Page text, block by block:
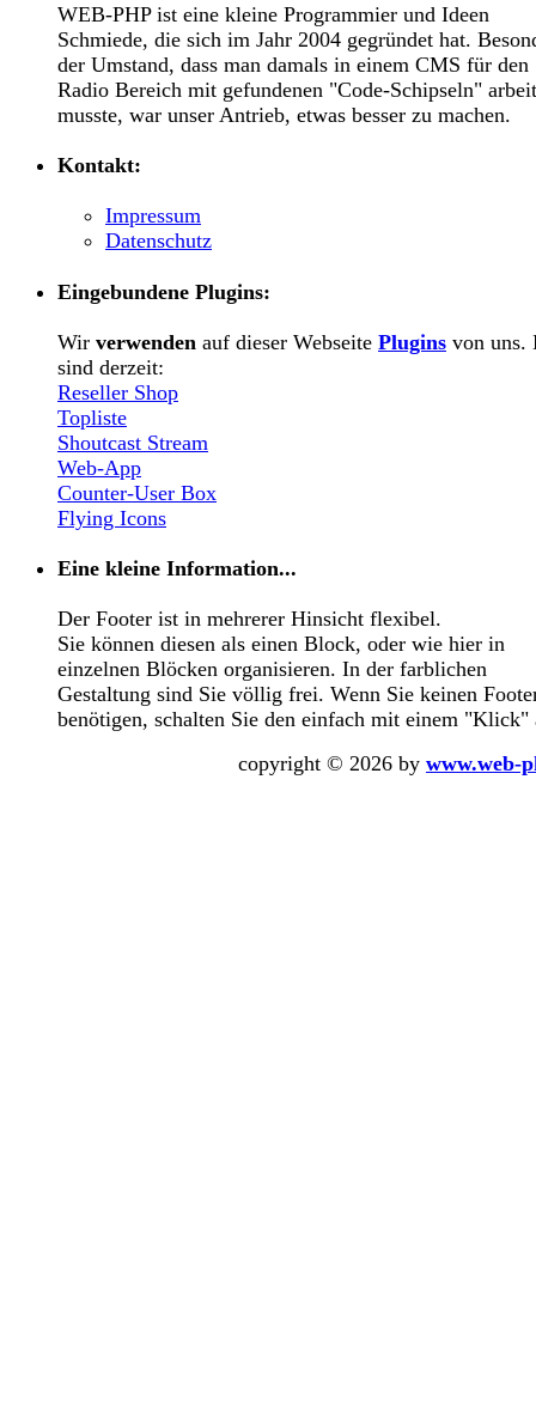
WEB-PHP ist eine kleine Programmier und Ideen
Schmiede, die sich im Jahr 2004 gegründet hat.
der Umstand, dass man damals in einem CMS für den
Radio Bereich mit gefundenen "Code-Schipseln"
musste, war unser Antrieb, etwas besser zu machen.
Kontakt:
Impressum
Datenschutz
Eingebundene Plugins:
Wir verwenden auf dieser Webseite Plugins von uns.
sind derzeit:
Reseller Shop
Topliste
Shoutcast Stream
Web-App
Counter-User Box
Flying Icons
Eine kleine Information...
Der Footer ist in mehrerer Hinsicht flexibel.
Sie können diesen als einen Block, oder wie hier in
einzelnen Blöcken organisieren. In der farblichen
Gestaltung sind Sie völlig frei. Wenn Sie keinen
benötigen, schalten Sie den einfach mit einem "Klick"
copyright © 2026 by www.web-